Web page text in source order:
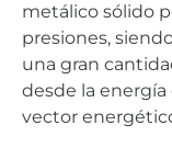
metálico sólido
presiones,
una gran
desde la
vector